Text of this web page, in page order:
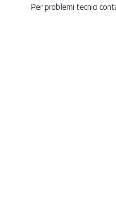
Per problemi tecnici